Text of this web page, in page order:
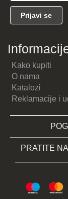
Kako kupiti
O nama
Katalozi
Reklamacije i
PRATITE